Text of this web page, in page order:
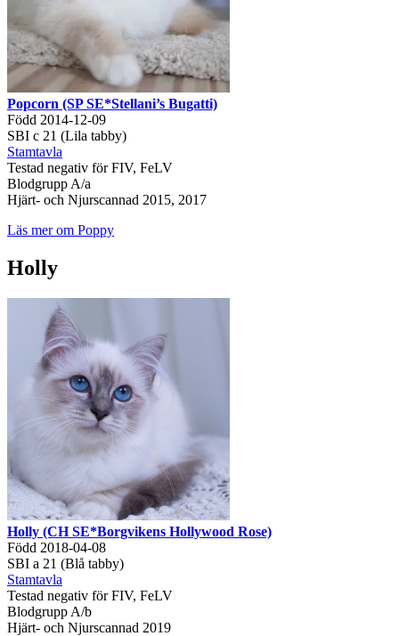
Popcorn (SP SE*Stellani’s Bugatti)
Född 2014-12-09
SBI c 21 (Lila tabby)
Stamtavla
Testad negativ för FIV, FeLV
Blodgrupp A/a
Hjärt- och Njurscannad 2015, 2017
Läs mer om Poppy
Holly
Holly (CH SE*Borgvikens Hollywood Rose)
Född 2018-04-08
SBI a 21 (Blå tabby)
Stamtavla
Testad negativ för FIV, FeLV
Blodgrupp A/b
Hjärt- och Njurscannad 2019